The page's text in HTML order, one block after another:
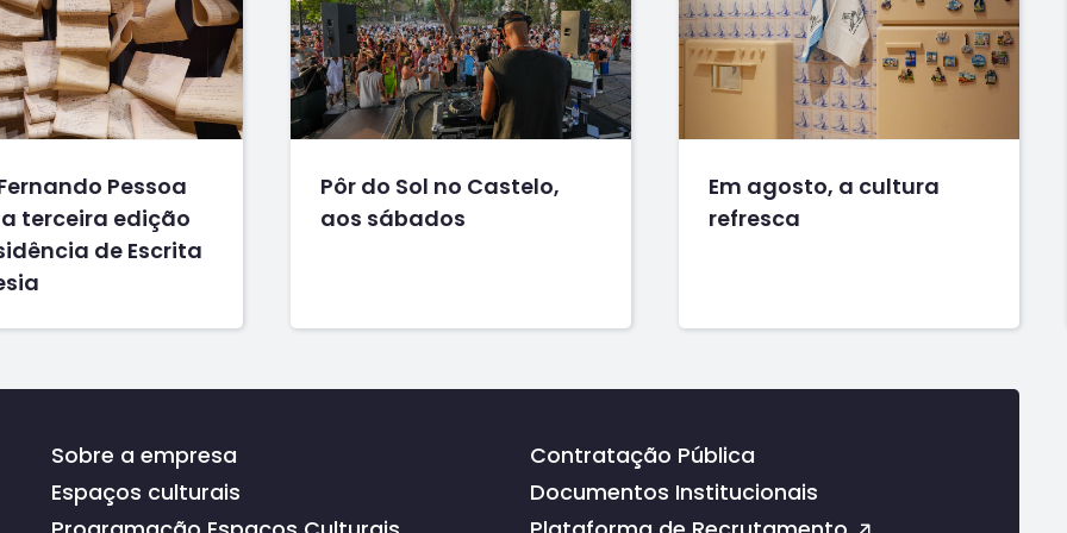
Pessoa
terceira edição
de Escrita
Pôr do Sol no Castelo,
aos sábados
Em agosto, a cultura
refresca
Sobre a empresa
Espaços culturais
Contratação Pública
Documentos Institucionais